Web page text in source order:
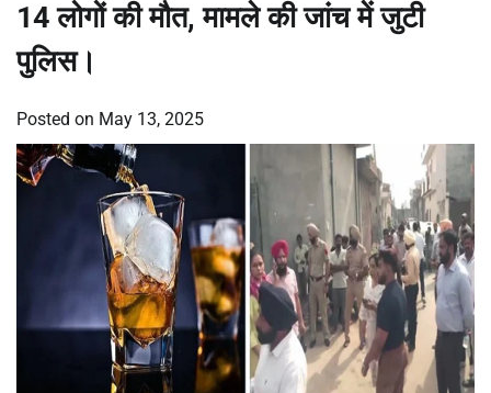
14 लोगों की मौत, मामले की जांच में जुटी
पुलिस।
Posted on May 13, 2025